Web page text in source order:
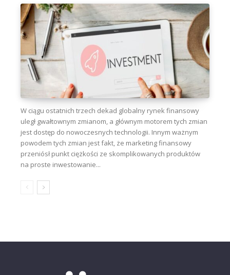
W ciągu ostatnich trzech dekad globalny rynek finansowy
uległ gwałtownym zmianom, a głównym motorem tych zmian
jest dostęp do nowoczesnych technologii. Innym ważnym
powodem tych zmian jest fakt, że marketing finansowy
przeniósł punkt ciężkości ze skomplikowanych produktów
na proste inwestowanie...